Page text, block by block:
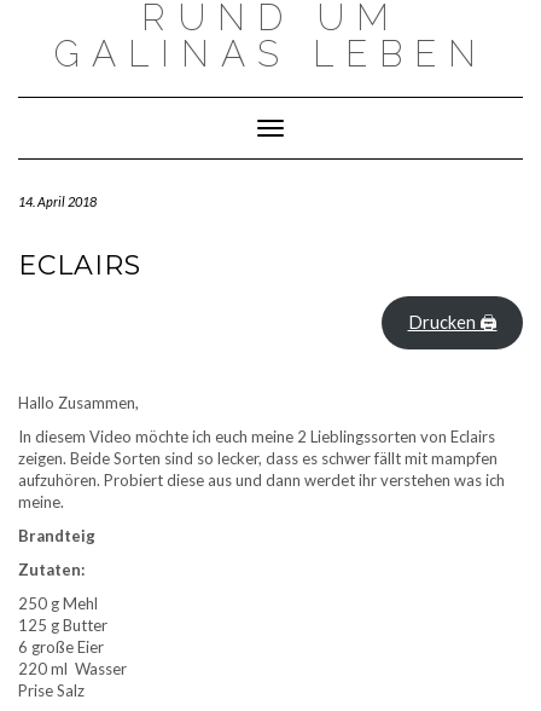
RUND UM
GALINAS LEBEN
Toggle Navigation
14. April 2018
ECLAIRS
Drucken 🖨
Hallo Zusammen,
In diesem Video möchte ich euch meine 2 Lieblingssorten von Eclairs
zeigen. Beide Sorten sind so lecker, dass es schwer fällt mit mampfen
aufzuhören. Probiert diese aus und dann werdet ihr verstehen was ich
meine.
Brandteig
Zutaten:
250 g Mehl
125 g Butter
6 große Eier
220 ml Wasser
Prise Salz